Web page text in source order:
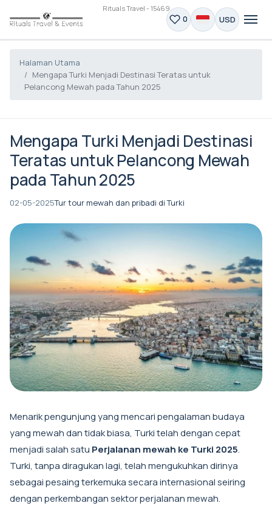
Rituals Travel - 15469
0 USD
Halaman Utama
Mengapa Turki Menjadi Destinasi Teratas untuk
Pelancong Mewah pada Tahun 2025
Mengapa Turki Menjadi Destinasi
Teratas untuk Pelancong Mewah
pada Tahun 2025
02-05-2025Tur tour mewah dan pribadi di Turki
Menarik pengunjung yang mencari pengalaman budaya
yang mewah dan tidak biasa, Turki telah dengan cepat
menjadi salah satu Perjalanan mewah ke Turki 2025.
Turki, tanpa diragukan lagi, telah mengukuhkan dirinya
sebagai pesaing terkemuka secara internasional seiring
dengan perkembangan sektor perjalanan mewah.